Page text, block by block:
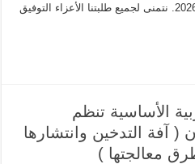
والمسائية، للعام الدراسي 2025 / 2026. نتمنى لجميع طلبتنا الأعزاء التوفيق
الأساسية تنظم
( آفة التدخين وانتشارها
معالجتها )